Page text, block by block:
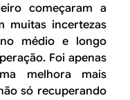
começaram a
muitas incertezas
médio e longo
Foi apenas
melhora mais
só recuperando